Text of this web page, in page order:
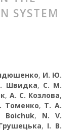
SYSTEM
, И. Ю.
Швидка, С. М.
, А. С. Козлова,
Томенко, Т. А.
Boichuk, N. V.
, І. В.